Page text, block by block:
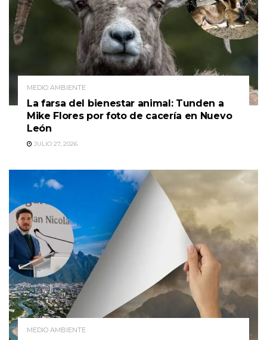
MEDIO AMBIENTE
La farsa del bienestar animal: Tunden a
Mike Flores por foto de cacería en Nuevo
León
JULIO 27, 2026
MEDIO AMBIENTE